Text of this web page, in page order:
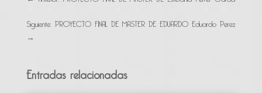
Siguiente: PROYECTO FINAL DE MASTER DE EDUARDO Eduardo Perez
→
Entradas relacionadas